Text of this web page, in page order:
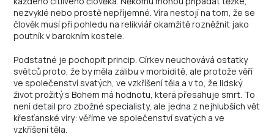
nezvyklé nebo prostě nepříjemné. Víra nestojí na tom, že se
člověk musí při pohledu na relikviář okamžitě rozněžnit jako
poutník v barokním kostele.
Podstatné je pochopit princip. Církev neuchovává ostatky
světců proto, že by měla zálibu v morbiditě, ale protože věří
ve společenství svatých, ve vzkříšení těla a v to, že lidský
život prožitý s Bohem má hodnotu, která přesahuje smrt. To
není detail pro zbožné specialisty, ale jedna z nejhlubších vět
křesťanské víry: věříme ve společenství svatých a ve
vzkříšení těla.